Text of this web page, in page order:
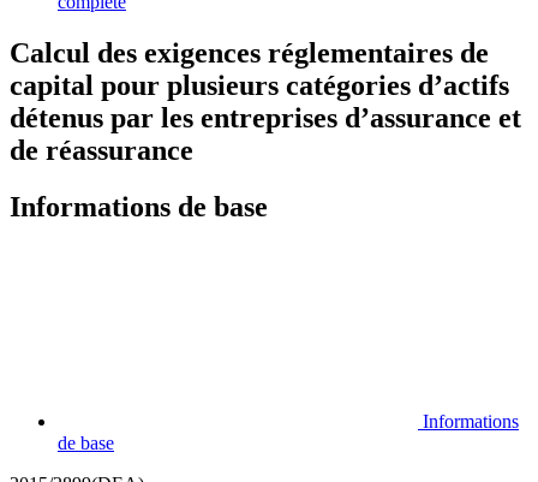
Calcul des exigences réglementaires de
capital pour plusieurs catégories d’actifs
détenus par les entreprises d’assurance et
de réassurance
Informations de base
Informations
de base